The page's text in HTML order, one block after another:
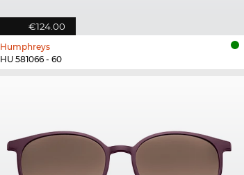
€124.00
Humphreys
HU 581066 - 60